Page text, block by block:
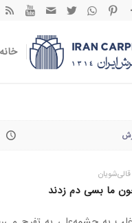
خانه
ما بسی دم زدند